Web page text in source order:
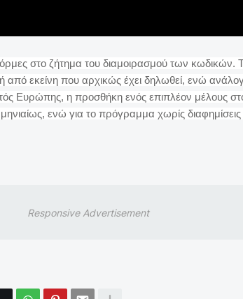
στο ζήτημα του διαμοιρασμού των κωδικών.
εκείνη που αρχικώς έχει δηλωθεί, ενώ
Ευρώπης, η προσθήκη ενός επιπλέον μέλους
μηνιαίως, ενώ για το πρόγραμμα χωρίς
Responsive Advertisement